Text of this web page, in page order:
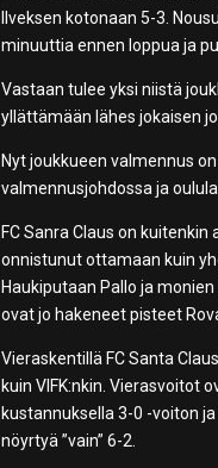
Ilveksen kotonaan 5-3.
minuuttia ennen loppua ja
Vastaan tulee yksi niistä
yllättämään lähes jokaisen
Nyt joukkueen valmennus
valmennusjohdossa ja
FC Sanra Claus on
onnistunut ottamaan kuin
Haukiputaan Pallo ja
ovat jo hakeneet pisteet
Vieraskentillä FC Santa
kuin VIFK:nkin. Vierasvoitot
kustannuksella 3-0 -voiton
nöyrtyä ”vain” 6-2.